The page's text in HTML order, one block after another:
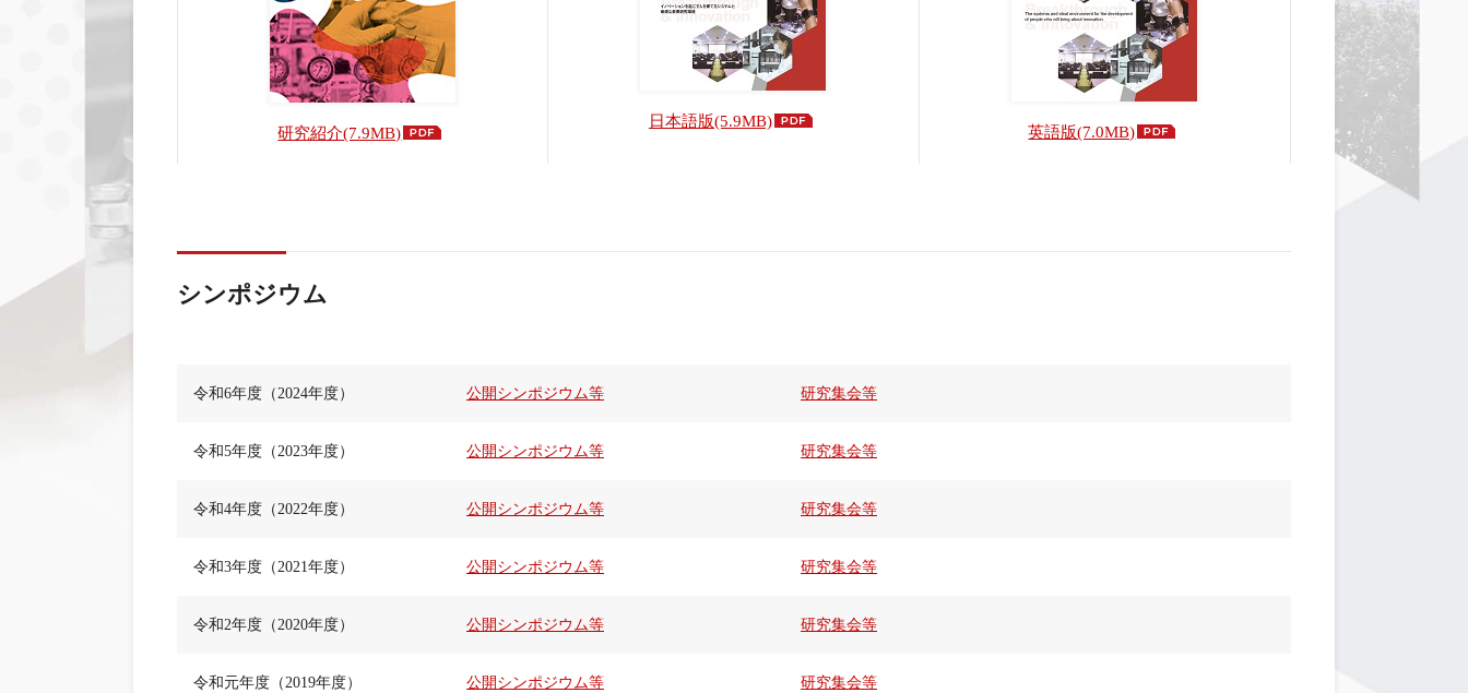
研究紹介(7.9MB)
日本語版(5.9MB)
英語版(7.0MB)
シンポジウム
令和6年度（2024年度） 公開シンポジウム等 研究集会等
令和5年度（2023年度） 公開シンポジウム等 研究集会等
令和4年度（2022年度） 公開シンポジウム等 研究集会等
令和3年度（2021年度） 公開シンポジウム等 研究集会等
令和2年度（2020年度） 公開シンポジウム等 研究集会等
令和元年度（2019年度） 公開シンポジウム等 研究集会等